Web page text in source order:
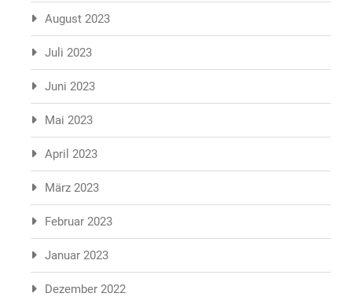
August 2023
Juli 2023
Juni 2023
Mai 2023
April 2023
März 2023
Februar 2023
Januar 2023
Dezember 2022